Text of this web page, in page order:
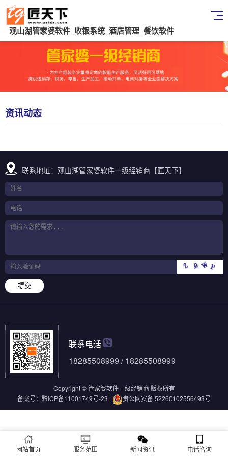
观山湖管家婆软件_收银系统_酒店管理_餐饮软件
资讯动态
联系地址：观山湖管家婆软件一级经销商【匠天下】
提交
联系电话
18285508999 / 18285508999
Copyright © 管家婆软件一级经销商 版权所有
备案号： 黔ICP备11001749号-23 贵公网安备 52260102556493号
网站首页 服务范围 新闻资讯 电话咨询